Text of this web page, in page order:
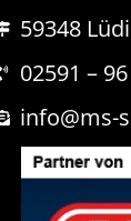
59348
02591 –
info@ms-